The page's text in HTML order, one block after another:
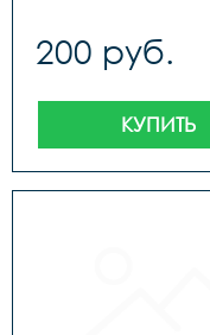
200 руб.
КУПИТЬ